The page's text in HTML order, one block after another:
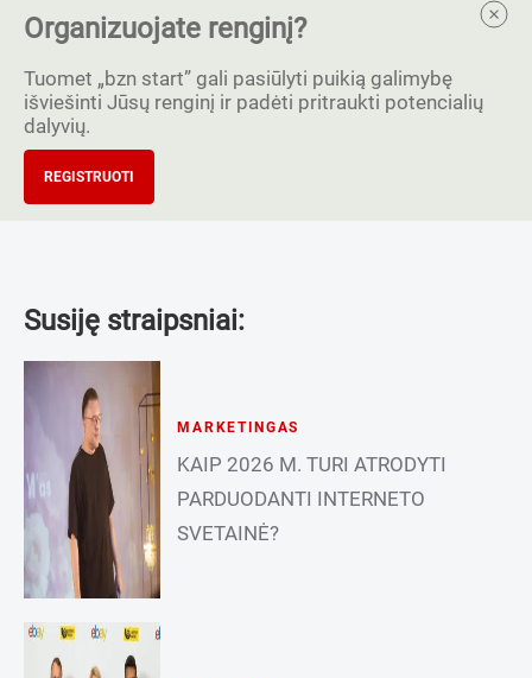
Organizuojate renginį?
Tuomet „bzn start” gali pasiūlyti puikią galimybę
išviešinti Jūsų renginį ir padėti pritraukti potencialių
dalyvių.
REGISTRUOTI
Susiję straipsniai:
MARKETINGAS
KAIP 2026 M. TURI ATRODYTI
PARDUODANTI INTERNETO
SVETAINĖ?